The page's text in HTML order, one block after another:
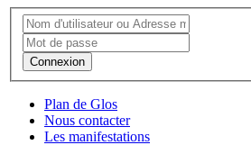
Connexion
Plan de Glos
Nous contacter
Les manifestations